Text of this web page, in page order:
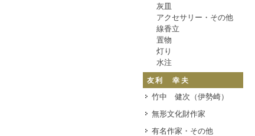
灰皿
アクセサリー・その他
線香立
置物
灯り
水注
友利 幸夫
竹中 健次（伊勢崎）
無形文化財作家
有名作家・その他